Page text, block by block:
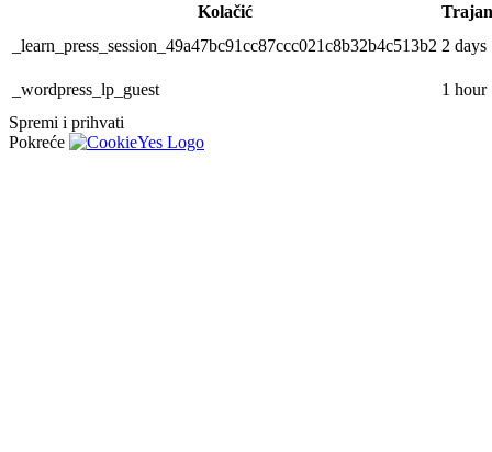
Kolačić
_learn_press_session_49a47bc91cc87ccc021c8b32b4c513b2 2 days
_wordpress_lp_guest
1 hour
Spremi i prihvati
Pokreće